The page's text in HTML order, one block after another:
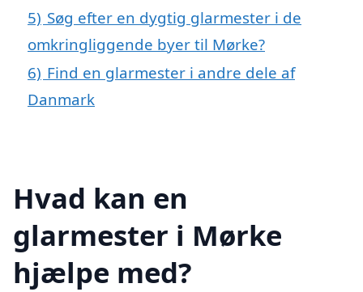
5) Søg efter en dygtig glarmester i de
omkringliggende byer til Mørke?
6) Find en glarmester i andre dele af
Danmark
Hvad kan en
glarmester i Mørke
hjælpe med?